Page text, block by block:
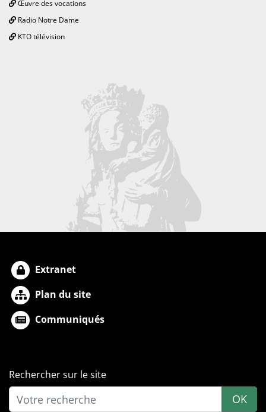
Œuvre des vocations
Radio Notre Dame
KTO télévision
Extranet
Plan du site
Communiqués
Rechercher sur le site
OK